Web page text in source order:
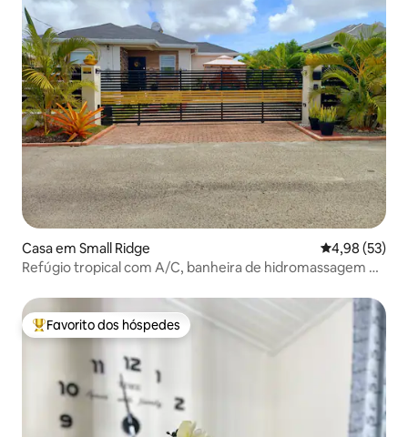
Casa em Small Ridge Classificação
4,98 (53)
Refúgio tropical com A/C, banheira de hidromassagem e
Favoritos dos hóspedes mais apreciados
Favorito dos hóspedes